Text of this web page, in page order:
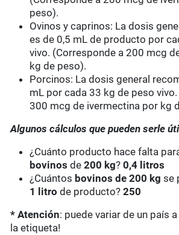
peso).
Ovinos y caprinos: La dosis
es de 0,5 mL de producto por
vivo. (Corresponde a 200 mcg
kg de peso).
Porcinos: La dosis general
mL por cada 33 kg de peso
300 mcg de ivermectina por kg
Algunos cálculos que pueden serle
¿Cuánto producto hace falta
bovinosde200 kg?0,4 litros
¿Cuántos bovinos de 200 kg se
1 litro de producto?250
* Atención: puede variar de un país
la etiqueta!